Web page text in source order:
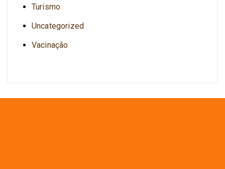
Turismo
Uncategorized
Vacinação